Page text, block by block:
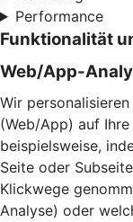
Performance
Funktionalität
Web/App-
Wir
(Web/App) auf
beispielsweise,
Seite oder
Klickwege
Analyse) oder